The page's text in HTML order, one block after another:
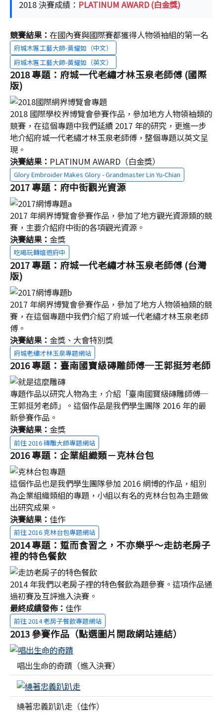
2018 決賽成績： PLATINUM AWARD (白金獎)
競賽結果： 在國內賽與國際賽都獲得人物領袖組的第一名
府城木匾工藝大師-黃耀如（中文）
府城木匾工藝大師-黃耀如（英文）
2018 專題：府城一代老繡才林玉泉老師傅 (國際
版)
2018 國際學校界博覽會參賽作品，參加地方人物領袖類的
競賽，在這個專題中我們延續 2017 年的研究，更進一步
地介紹府城一代老繡才林玉泉老師傅，整個專題以英文呈
現。
決賽結果： PLATINUM AWARD（白金獎）
Glory Embroider Makes Glory - Grandmaster Lin Yu-Chian
2017 專題：府中街觀光資源
2017 年網界博覽會參賽作品，參加了地方觀光資源類的競
賽，主要介紹府中街的各項觀光資源。
決賽結果： 金獎
吃喝玩轉嬉遊府中
2017 專題：府城一代老繡才林玉泉老師傅 (台灣
版)
2017 年網界博覽會參賽作品，參加了地方人物領袖類的競
賽，在這個專題中我們介紹了府城一代老繡才林玉泉老師
傅。
決賽結果： 金獎、大會特別獎
府城老繡才林玉泉專題網站
2016 專題：臺南國寶級磚雕師傅─王郭挺芳老師
專題作品以研究人物為主，介紹「臺南國寶級磚雕師傅─
王郭挺芳老師」。這個作品是我們學生團隊 2016 年的最
新參賽作品。
決賽結果： 金獎
前往 2016 磚雕大師專題網站
2016 專題：企業組織類－克林台包
這個作品也是我們學生團隊參加 2016 網博的作品，組別
為企業組織類組的專題，小組以有名的克林台包為主題做
出研究成果。
決賽結果： 佳作
前往 2016 克林台包專題網站
2014 專題：踅而食習之，不亦樂乎～走訪老房子
裡的特色餐飲
2014 年我們以老房子裡的特色餐飲為題參賽。這項作品通
過初賽及互評進入決賽。
最終成績發佈： 佳作
前往 2014 老房子餐飲專題網站
2013 參賽作品（點選圖片開啟網站連結）
唱出生命的奇蹟（進入決賽）
繞著忠義趴趴走（佳作）